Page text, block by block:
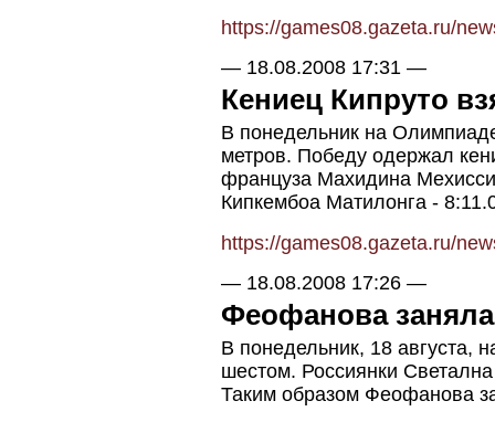
https://games08.gazeta.ru/
— 18.08.2008 17:31 —
Кениец Кипруто
В понедельник на
метров. Победу одержал
француза Махидина
Кипкембоа Матилонга -
https://games08.gazeta.ru/
— 18.08.2008 17:26 —
Феофанова
В понедельник, 18 августа,
шестом. Россиянки
Таким образом Феофанова